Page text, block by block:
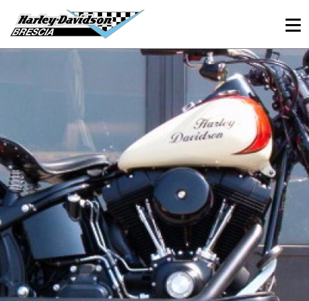
030 3366984 Viale Sant’Eufemia, 26 - Brescia